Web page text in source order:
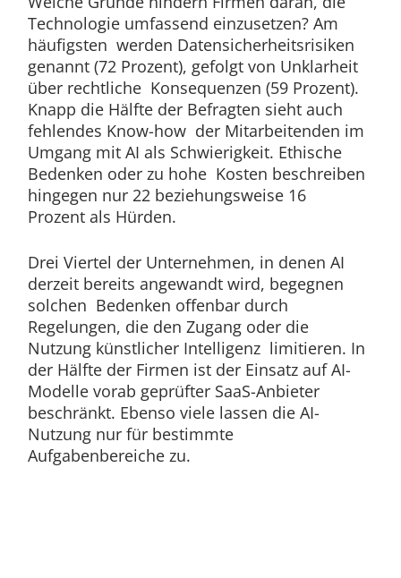
Technologie umfassend einzusetzen? Am
häufigsten werden Datensicherheitsrisiken
genannt (72 Prozent), gefolgt von Unklarheit
über rechtliche Konsequenzen (59 Prozent).
Knapp die Hälfte der Befragten sieht auch
fehlendes Know-how der Mitarbeitenden im
Umgang mit AI als Schwierigkeit. Ethische
Bedenken oder zu hohe Kosten beschreiben
hingegen nur 22 beziehungsweise 16
Prozent als Hürden.
Drei Viertel der Unternehmen, in denen AI
derzeit bereits angewandt wird, begegnen
solchen Bedenken offenbar durch
Regelungen, die den Zugang oder die
Nutzung künstlicher Intelligenz limitieren. In
der Hälfte der Firmen ist der Einsatz auf AI-
Modelle vorab geprüfter SaaS-Anbieter
beschränkt. Ebenso viele lassen die AI-
Nutzung nur für bestimmte
Aufgabenbereiche zu.